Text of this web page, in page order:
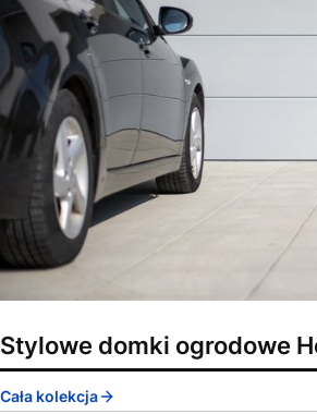
Stylowe domki ogrodowe
Cała kolekcja